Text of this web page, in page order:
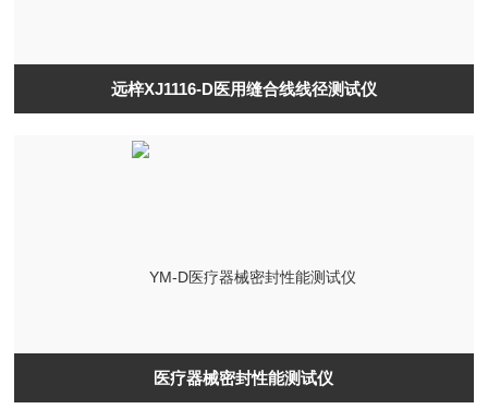
远梓XJ1116-D医用缝合线线径测试仪
医疗器械密封性能测试仪